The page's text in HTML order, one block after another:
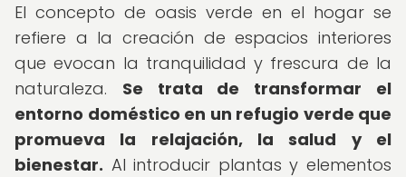
El concepto de oasis verde en el hogar se
refiere a la creación de espacios interiores
que evocan la tranquilidad y frescura de la
naturaleza. Se trata de transformar el
entorno doméstico en un refugio verde que
promueva la relajación, la salud y el
bienestar. Al introducir plantas y elementos